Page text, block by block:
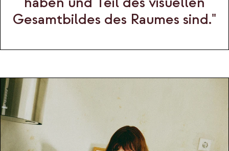
Gesamtbildes des Raumes sind."